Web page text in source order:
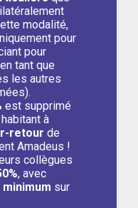
modalité,
pour
pour
tant que
les autres
est supprimé
à
retour de
Amadeus !
collègues
, avec
sur